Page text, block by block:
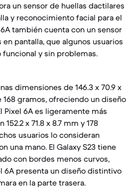
un sensor de huellas dactilares
y reconocimiento facial para el
también cuenta con un sensor
pantalla, que algunos usuarios
y sin problemas.
dimensiones de 146.3 x 70.9 x
168 gramos, ofreciendo un diseño
Pixel 6A es ligeramente más
x 71.8 x 8.7 mm y 178
usuarios lo consideran
una mano. El Galaxy S23 tiene
con bordes menos curvos,
6A presenta un diseño distintivo
en la parte trasera.